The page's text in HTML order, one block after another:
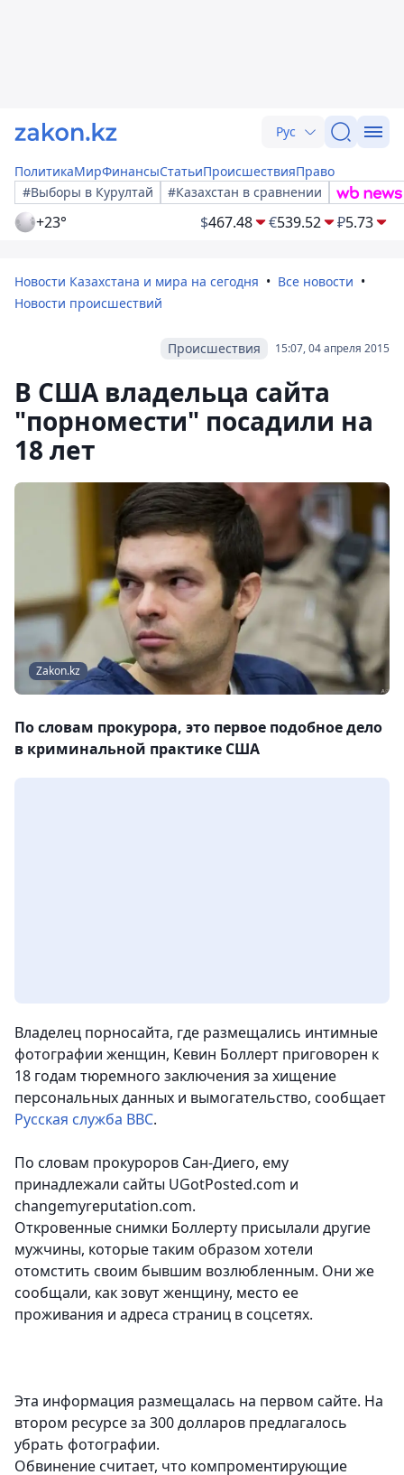
Рус
ПолитикаМирФинансыСтатьиПроисшествияПраво
#Выборы в Курултай
#Казахстан в сравнении
+23° $467.48 €539.52 ₽5.73
Новости Казахстана и мира на сегодня
Все новости
Новости происшествий
15:07, 04 апреля 2015
Происшествия
В США владельца сайта
"порномести" посадили на
18 лет
Zakon.kz
По словам прокурора, это первое подобное дело
в криминальной практике США
Владелец порносайта, где размещались интимные
фотографии женщин, Кевин Боллерт приговорен к
18 годам тюремного заключения за хищение
персональных данных и вымогательство, сообщает
Русская служба ВВС.
По словам прокуроров Сан-Диего, ему
принадлежали сайты UGotPosted.com и
changemyreputation.com.
Откровенные снимки Боллерту присылали другие
мужчины, которые таким образом хотели
отомстить своим бывшим возлюбленным. Они же
сообщали, как зовут женщину, место ее
проживания и адреса страниц в соцсетях.
Эта информация размещалась на первом сайте. На
втором ресурсе за 300 долларов предлагалось
убрать фотографии.
Обвинение считает, что компроментирующие